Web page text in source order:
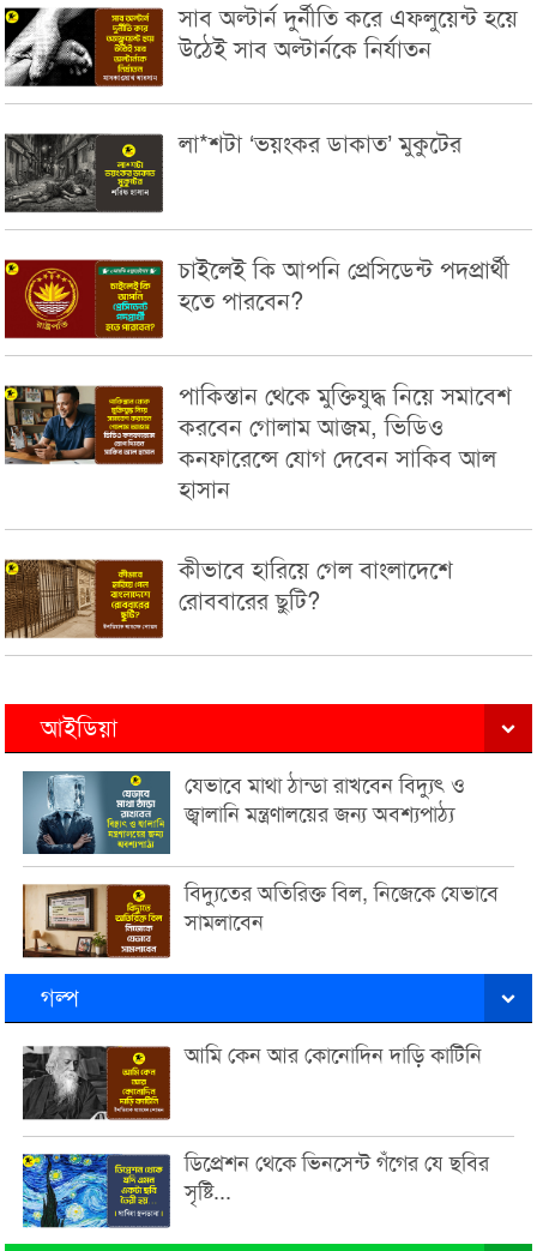
সাব অল্টার্ন দুর্নীতি করে এফলুয়েন্ট হয়ে
উঠেই সাব অল্টার্নকে নির্যাতন
লা*শটা ‘ভয়ংকর ডাকাত’ মুকুটের
চাইলেই কি আপনি প্রেসিডেন্ট পদপ্রার্থী
হতে পারবেন?
পাকিস্তান থেকে মুক্তিযুদ্ধ নিয়ে সমাবেশ
করবেন গোলাম আজম, ভিডিও
কনফারেন্সে যোগ দেবেন সাকিব আল
হাসান
কীভাবে হারিয়ে গেল বাংলাদেশে
রোববারের ছুটি?
আইডিয়া
যেভাবে মাথা ঠান্ডা রাখবেন বিদ্যুৎ ও
জ্বালানি মন্ত্রণালয়ের জন্য অবশ্যপাঠ্য
বিদ্যুতের অতিরিক্ত বিল, নিজেকে যেভাবে
সামলাবেন
গল্প
আমি কেন আর কোনোদিন দাড়ি কাটিনি
ডিপ্রেশন থেকে ভিনসেন্ট গঁগের যে ছবির
সৃষ্টি...